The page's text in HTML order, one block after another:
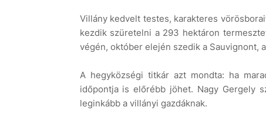
Villány kedvelt testes, karakteres
kezdik szüretelni a 293 hektáron
végén, október elején szedik a Sauvignont,
A hegyközségi titkár azt mondta: ha
időpontja is előrébb jöhet. Nagy Gergely
leginkább a villányi gazdáknak.